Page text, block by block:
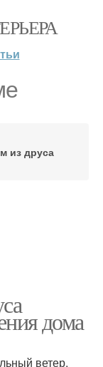
из друса
дома
ветер,